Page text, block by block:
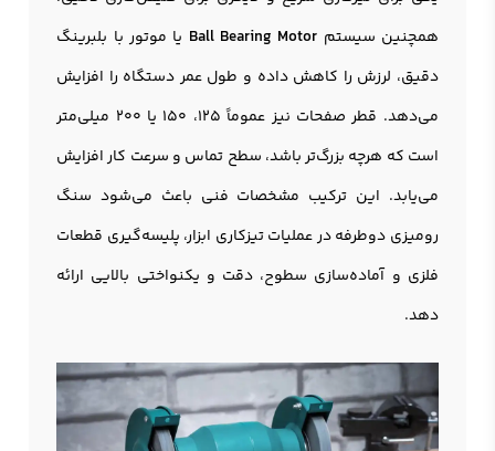
همچنین سیستم Ball Bearing Motor یا موتور با بلبرینگ
دقیق، لرزش را کاهش داده و طول عمر دستگاه را افزایش
می‌دهد. قطر صفحات نیز عموماً 125، 150 یا 200 میلی‌متر
است که هرچه بزرگ‌تر باشد، سطح تماس و سرعت کار افزایش
می‌یابد. این ترکیب مشخصات فنی باعث می‌شود سنگ
روميزی دوطرفه در عملیات تیزکاری ابزار، پلیسه‌گیری قطعات
فلزی و آماده‌سازی سطوح، دقت و یکنواختی بالایی ارائه
دهد.